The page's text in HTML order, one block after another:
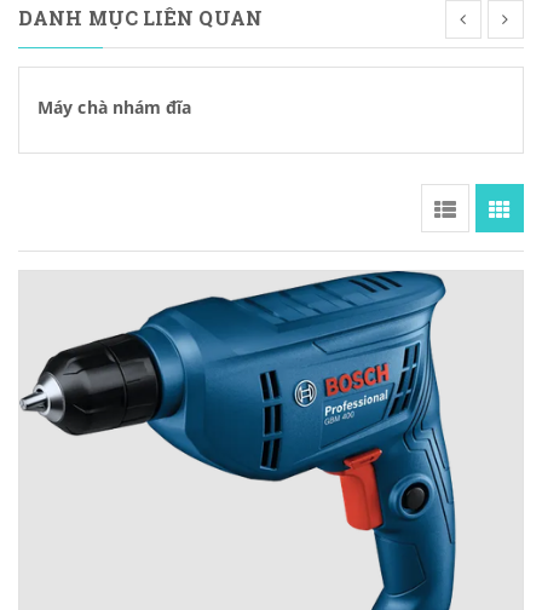
DANH MỤC LIÊN QUAN
Máy chà nhám đĩa